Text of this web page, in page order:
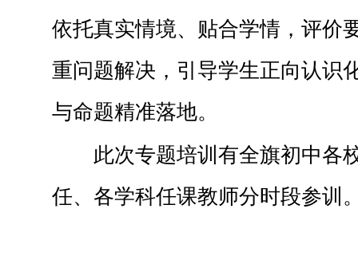
依托真实情境、贴合学情，评价
重问题解决，引导学生正向认识
与命题精准落地。
此次专题培训有全旗初中各
任、各学科任课教师分时段参训